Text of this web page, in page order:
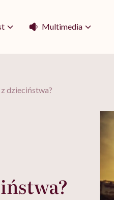
Multimedia
dzieciństwa?